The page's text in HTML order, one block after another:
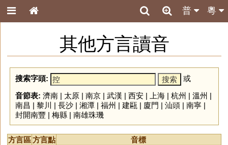
粵
普
其他方言讀音
搜索字頭:
或
音節表: 濟南| 太原| 南京| 武漢 | 西安| 上海| 杭州 | 溫州 |
南昌 | 黎川 | 長沙| 湘潭| 福州 | 建甌 | 廈門 | 汕頭| 南寧|
封開南豐 | 梅縣| 南雄珠璣
方言區方言點 音標